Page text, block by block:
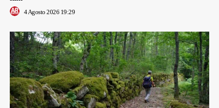
4 Agosto 2026 19:29